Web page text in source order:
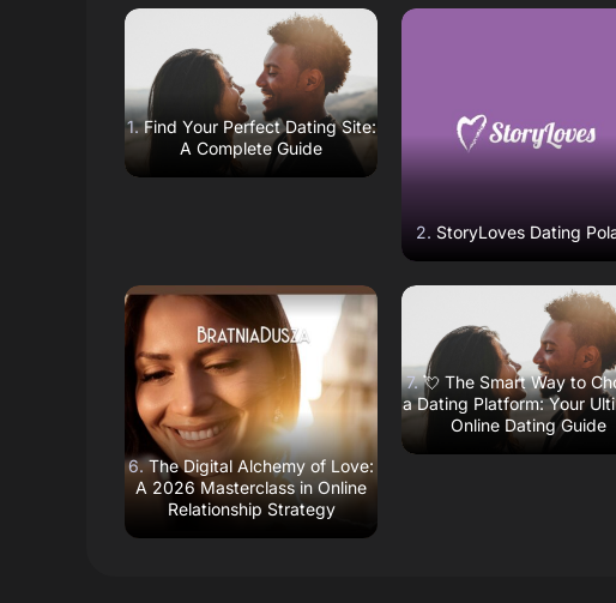
Read Review
Open Website
Find Your Perfect Dating Site:
A Complete Guide
StoryLoves Dating
Read Review
Open Website
The Digital Alchemy of Love:
A 2026 Masterclass in Online
Relationship Strategy
Read Review
Open Website
💘 The Smart Way to
a Dating Platform: Your
Online Dating Guide